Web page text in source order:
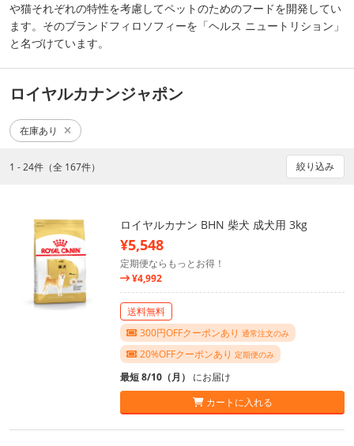
や猫それぞれの特性を考慮してペットのためのフードを開発してい
ます。そのブランドフィロソフィーを「ヘルス ニュートリション」
と名づけています。
ロイヤルカナンジャポン
在庫あり
1 - 24件（全 167件） 絞り込み
ロイヤルカナン BHN 柴犬 成犬用 3kg
¥5,548
定期便ならもっとお得！
¥4,992
送料無料
300円OFFクーポンあり 通常注文のみ
20%OFFクーポンあり 定期便のみ
最短 8/10（月） にお届け
カートに入れる